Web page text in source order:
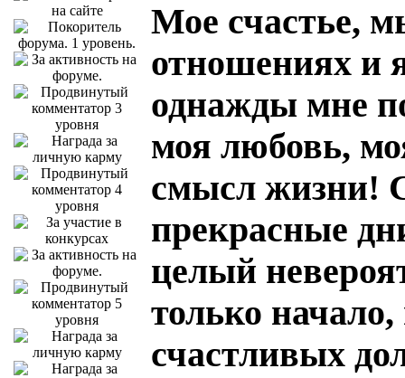
Мое счастье,
отношениях и
однажды мне
моя любовь,
смысл жизни!
прекрасные
целый
только
счастливых